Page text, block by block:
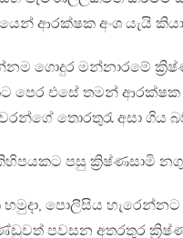
ආරක්ෂක අංශ යැයි
ගොදුර මන්නාරමේ
පෙර එසේ තමන් ආරක්ෂක
තොරතුරැ අසා ගිය
පසු ක්‍රිෂ්ණසාමි
පොලීසිය
පවසන අතරතුර